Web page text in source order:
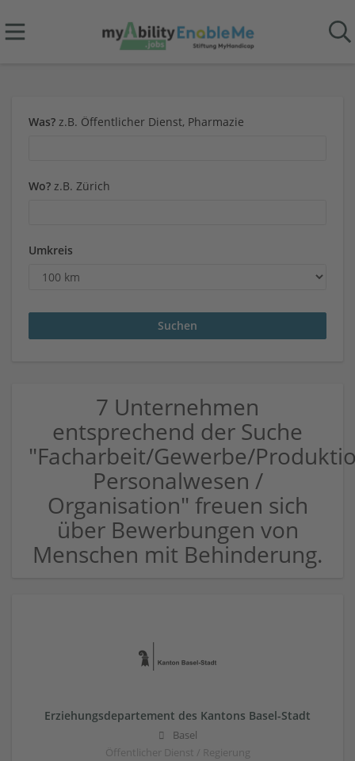
Was? z.B. Öffentlicher Dienst, Pharmazie
Wo? z.B. Zürich
Umkreis
7 Unternehmen
entsprechend der Suche
"Facharbeit/Gewerbe/
Personalwesen /
Organisation" freuen sich
über Bewerbungen von
Menschen mit Behinderung.
Erziehungsdepartement des Kantons Basel-Stadt
Basel
Öffentlicher Dienst / Regierung